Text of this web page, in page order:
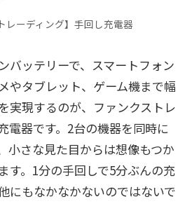
レーディング】手回し充電器
バッテリーで、スマートフォン
やタブレット、ゲーム機まで幅
実現するのが、ファンクストレ
電器です。2台の機器を同時に
小さな見た目からは想像もつか
す。1分の手回しで5分ぶんの充
にもなかなかないのではないで